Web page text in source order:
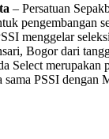
– Persatuan
pengembangan
menggelar
Bogor dari
Select merupakan
sama PSSI dengan